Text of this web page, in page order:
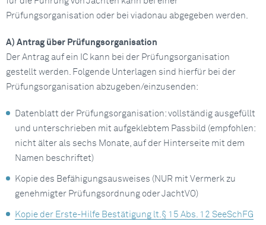
Prüfungsorganisation oder bei viadonau abgegeben werden.
A) Antrag über Prüfungsorganisation
Der Antrag auf ein IC kann bei der Prüfungsorganisation
gestellt werden. Folgende Unterlagen sind hierfür bei der
Prüfungsorganisation abzugeben/einzusenden:
Datenblatt der Prüfungsorganisation: vollständig ausgefüllt
und unterschrieben mit aufgeklebtem Passbild (empfohlen:
nicht älter als sechs Monate, auf der Hinterseite mit dem
Namen beschriftet)
Kopie des Befähigungsausweises (NUR mit Vermerk zu
genehmigter Prüfungsordnung oder JachtVO)
Kopie der Erste-Hilfe Bestätigung lt.§ 15 Abs. 12 SeeSchFG